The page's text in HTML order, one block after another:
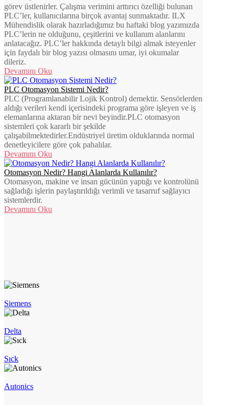
görev üstlenirler. Çalışma verimini arttırıcı özelliği bulunan
PLC’ler, kullanıcılarına birçok avantaj sunmaktadır. ILX
Mühendislik olarak hazırladığımız bu haftaki blog yazımızda
PLC’lerin ne olduğunu, çeşitlerini ve kullanım alanlarını
anlatacağız. PLC’ler hakkında detaylı bilgi almak isteyenler
için faydalı bir blog yazısı olmasını umar, iyi okumalar
dileriz.
Devamını Oku
PLC Otomasyon Sistemi Nedir?
PLC (Programlanabilir Lojik Kontrol) demektir. Sensörlerden
aldığı verileri kendi içerisindeki programa göre işleyen ve iş
elemanlarına aktaran bir nevi beyindir.PLC otomasyon
sistemleri çok kararlı bir şekilde
çalışabilmektedirler.Endüstriyel üretim olduklarında normal
denetleyicilere göre çok pahalılar.
Devamını Oku
Otomasyon Nedir? Hangi Alanlarda Kullanılır?
Otomasyon, makine ve insan gücünün yaptığı ve kontrolünü
sağladığı işlerin paylaştırıldığı verimli ve tasarruf sağlayıcı
sistemlerdir.
Devamını Oku
Siemens
Delta
Sıck
Autonics